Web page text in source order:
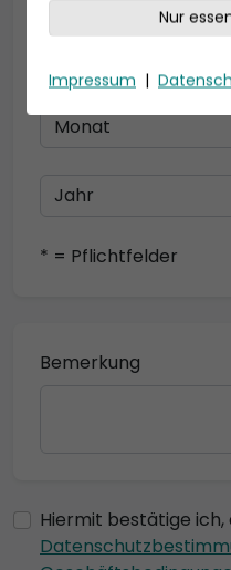
Geburtsdatum
* = Pflichtfelder
Bemerkung
Hiermit bestätige ich,
Nur
Impressum |